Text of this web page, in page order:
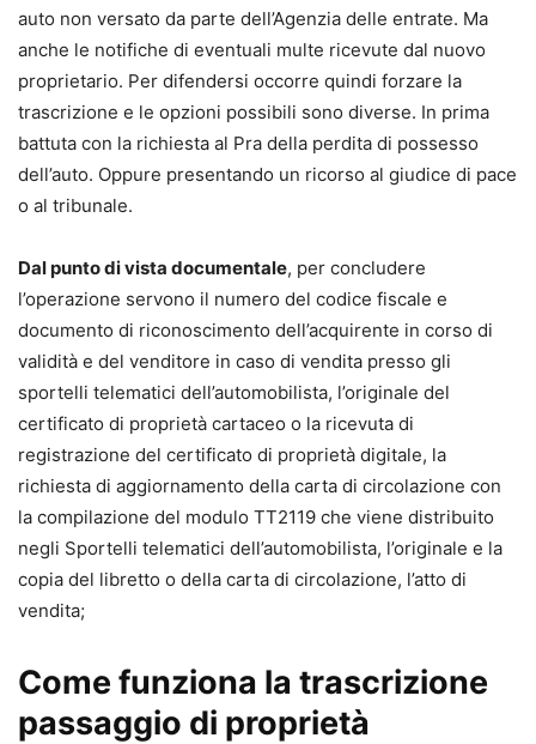
auto non versato da parte dell’Agenzia delle entrate. Ma
anche le notifiche di eventuali multe ricevute dal nuovo
proprietario. Per difendersi occorre quindi forzare la
trascrizione e le opzioni possibili sono diverse. In prima
battuta con la richiesta al Pra della perdita di possesso
dell’auto. Oppure presentando un ricorso al giudice di pace
o al tribunale.
Dal punto di vista documentale, per concludere
l’operazione servono il numero del codice fiscale e
documento di riconoscimento dell’acquirente in corso di
validità e del venditore in caso di vendita presso gli
sportelli telematici dell’automobilista, l’originale del
certificato di proprietà cartaceo o la ricevuta di
registrazione del certificato di proprietà digitale, la
richiesta di aggiornamento della carta di circolazione con
la compilazione del modulo TT2119 che viene distribuito
negli Sportelli telematici dell’automobilista, l’originale e la
copia del libretto o della carta di circolazione, l’atto di
vendita;
Come funziona la trascrizione
passaggio di proprietà